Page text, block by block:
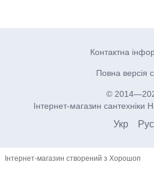
Контактна
Повна версія
©
Інтернет-магазин сантехніки
Укр Рус
Інтернет-магазин створений з Хорошоп